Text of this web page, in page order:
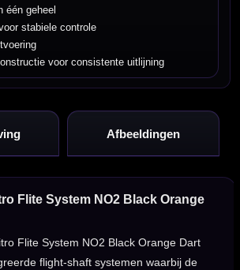
één geheel
stabiele controle
voor consistente uitlijning
Afbeeldingen
Flite System NO2 Black Orange
Flite System NO2 Black Orange Dart
flight-shaft systemen waarbij de